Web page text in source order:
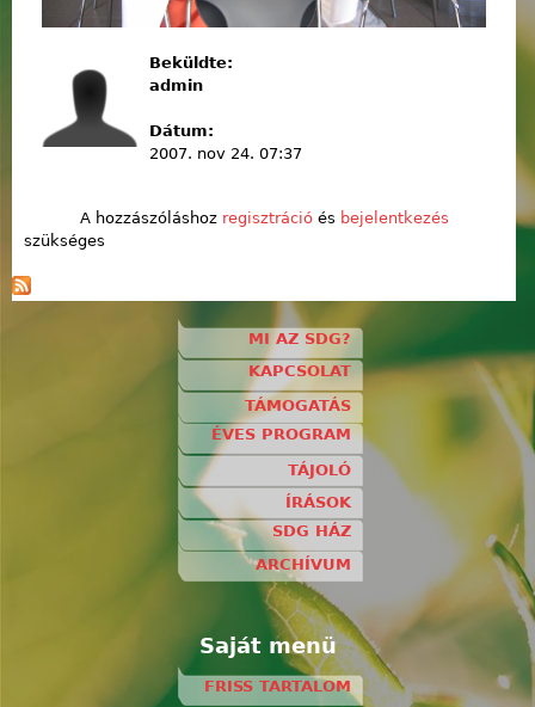
Beküldte:
admin
Dátum:
2007. nov 24. 07:37
A hozzászóláshoz regisztrációés bejelentkezés
szükséges
MI AZ SDG?
KAPCSOLAT
TÁMOGATÁS
ÉVES PROGRAM
TÁJOLÓ
ÍRÁSOK
SDG HÁZ
ARCHÍVUM
Saját menü
FRISS TARTALOM